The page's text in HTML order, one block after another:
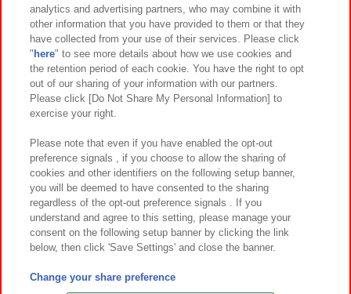
関連会社 サステナビリティ サイトポリシー
プライバシーポリシー ウェブアクセシビリティ方針と検証結果
お取引先さまとともに
カスタマーハラスメント対応方針 よくあるご質問・お問い合わせ
©Bandai Namco Amusement Inc.
©Bandai Namco Amusement Lab Inc.
analytics and advertising partners, who may combine it with
other information that you have provided to them or that they
have collected from your use of their services. Please click
" here" to see more details about how we use cookies and
the retention period of each cookie. You have the right to opt
out of our sharing of your information with our partners.
Please click [Do Not Share My Personal Information] to
exercise your right.
Please note that even if you have enabled the opt-out
preference signals , if you choose to allow the sharing of
cookies and other identifiers on the following setup banner,
you will be deemed to have consented to the sharing
regardless of the opt-out preference signals . If you
understand and agree to this setting, please manage your
consent on the following setup banner by clicking the link
below, then click 'Save Settings' and close the banner.
Change your share preference